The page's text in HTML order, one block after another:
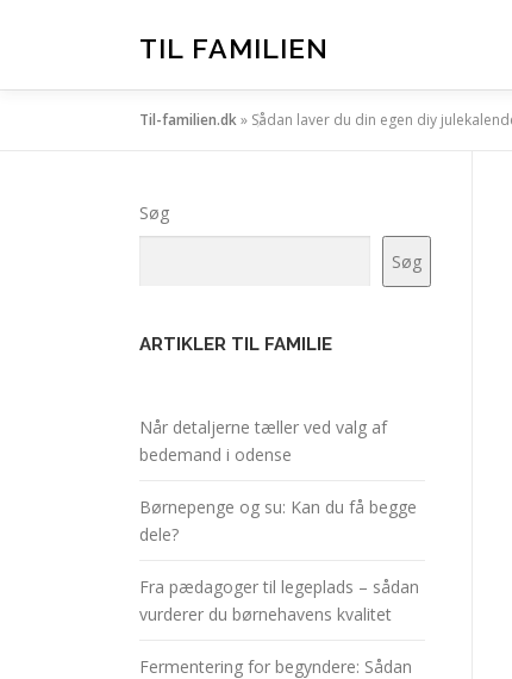
TIL FAMILIEN
Til-familien.dk» Sådan laver du din egen diy
Søg
Søg
ARTIKLER TIL FAMILIE
Når detaljerne tæller ved valg af
bedemand i odense
Børnepenge og su: Kan du få begge
dele?
Fra pædagoger til legeplads – sådan
vurderer du børnehavens kvalitet
Fermentering for begyndere: Sådan